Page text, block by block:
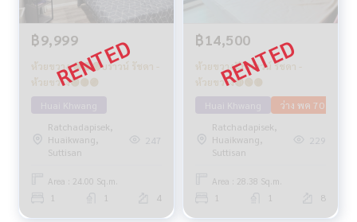
฿9,999
ห้วยขวาง 🟢🟡🟣บราวน์ รัชดา -
ห้วยขวาง🟢🟡🟣
Ratchadapisek,
Huaikwang,
Suttisan
247
Area : 24.00 Sq.m.
1 1 4
฿14,500
ห้วยขวาง💥บราวน์ รัชดา -
ห้วยขวาง🔴🟢🟡
ว่าง พค 70
Ratchadapisek,
Huaikwang,
Suttisan
229
Area : 28.38 Sq.m.
1 1 8